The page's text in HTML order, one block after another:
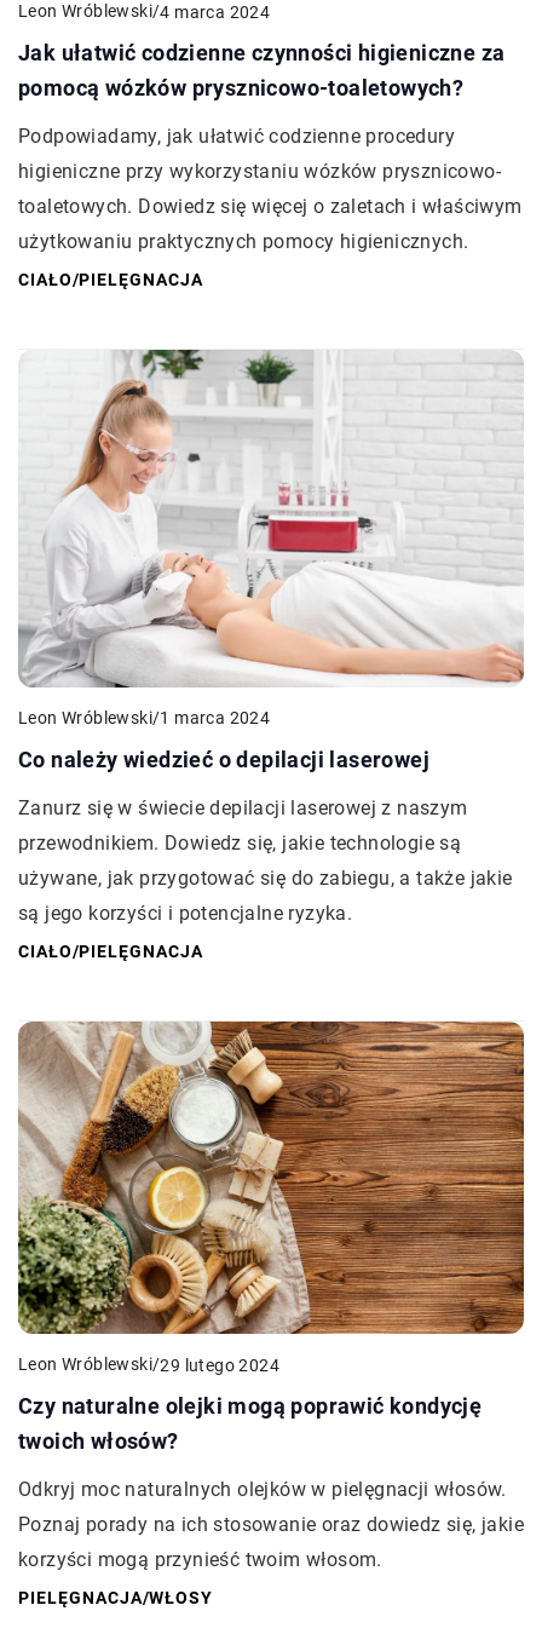
Leon Wróblewski/4 marca 2024
Jak ułatwić codzienne czynności higieniczne za
pomocą wózków prysznicowo-toaletowych?
Podpowiadamy, jak ułatwić codzienne procedury
higieniczne przy wykorzystaniu wózków prysznicowo-
toaletowych. Dowiedz się więcej o zaletach i właściwym
użytkowaniu praktycznych pomocy higienicznych.
CIAŁO/PIELĘGNACJA
Leon Wróblewski/1 marca 2024
Co należy wiedzieć o depilacji laserowej
Zanurz się w świecie depilacji laserowej z naszym
przewodnikiem. Dowiedz się, jakie technologie są
używane, jak przygotować się do zabiegu, a także jakie
są jego korzyści i potencjalne ryzyka.
CIAŁO/PIELĘGNACJA
Leon Wróblewski/29 lutego 2024
Czy naturalne olejki mogą poprawić kondycję
twoich włosów?
Odkryj moc naturalnych olejków w pielęgnacji włosów.
Poznaj porady na ich stosowanie oraz dowiedz się, jakie
korzyści mogą przynieść twoim włosom.
PIELĘGNACJA/WŁOSY